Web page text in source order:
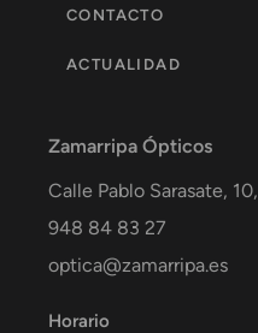
CONTACTO
ACTUALIDAD
Zamarripa Ópticos
Calle Pablo Sarasate, 10,
948 84 83 27
optica@zamarripa.es
Horario